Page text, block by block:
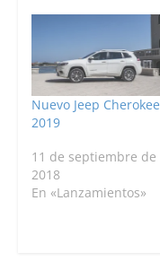
Nuevo Jeep Cherokee
2019
11 de septiembre de
2018
En «Lanzamientos»